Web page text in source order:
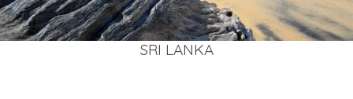
SRI LAN­KA